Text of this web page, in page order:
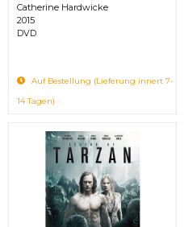
Catherine Hardwicke
2015
DVD
Auf Bestellung (Lieferung innert 7-
14 Tagen)